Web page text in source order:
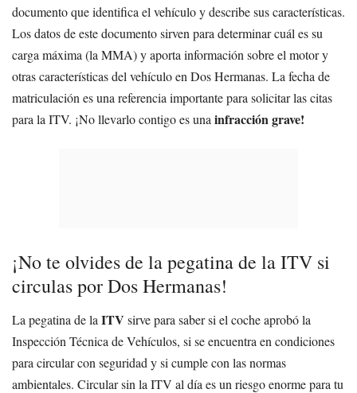
documento que identifica el vehículo y describe sus características.
Los datos de este documento sirven para determinar cuál es su
carga máxima (la MMA) y aporta información sobre el motor y
otras características del vehículo en Dos Hermanas. La fecha de
matriculación es una referencia importante para solicitar las citas
para la ITV. ¡No llevarlo contigo es una infracción grave!
¡No te olvides de la pegatina de la ITV si
circulas por Dos Hermanas!
La pegatina de la ITV sirve para saber si el coche aprobó la
Inspección Técnica de Vehículos, si se encuentra en condiciones
para circular con seguridad y si cumple con las normas
ambientales. Circular sin la ITV al día es un riesgo enorme para tu